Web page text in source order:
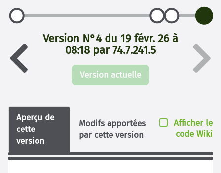
Version N°4 du 19 févr. 26 à
08:18 par 74.7.241.5
Version actuelle
Aperçu de
cette
version
Modifs apportées
par cette version
Afficher le
code Wiki